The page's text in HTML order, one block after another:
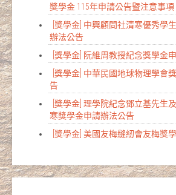
獎學金 115年申請公告暨注意事項
[獎學金] 中興顧問社清寒優秀學
辦法公告
[獎學金] 阮維周教授紀念獎學金
[獎學金] 中華民國地球物理學會
告
[獎學金] 理學院紀念鄧立基先生
寒獎學金申請辦法公告
[獎學金] 美國友梅縫紉會友梅獎